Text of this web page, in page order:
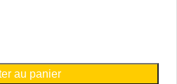
au panier